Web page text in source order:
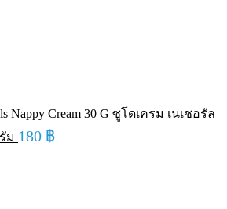
Nappy Cream 30 G ซูโดเครม เนเชอรัล
ม 180 ฿